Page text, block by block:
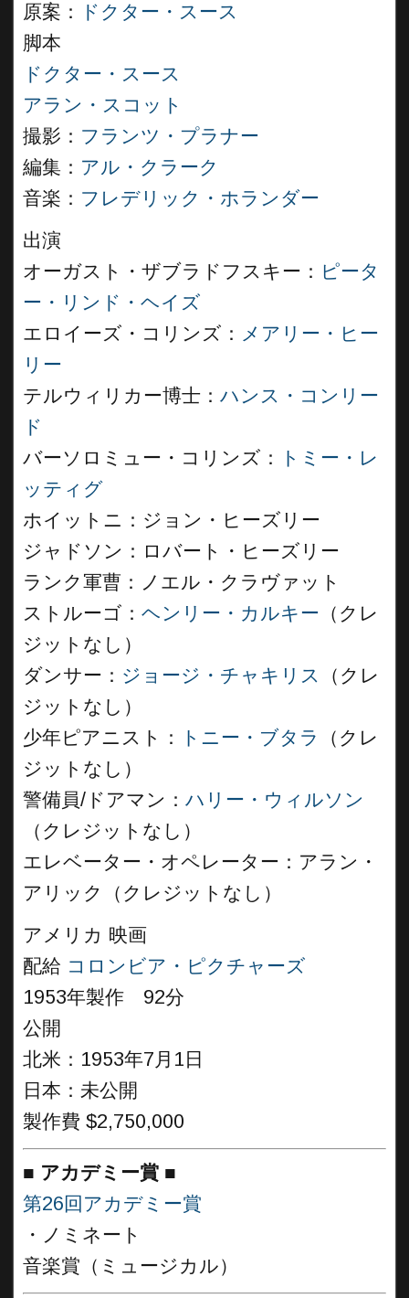
原案：
ドクター・スース
脚本
ドクター・スース
アラン・スコット
撮影： フランツ・プラナー
編集： アル・クラーク
音楽： フレデリック・ホランダー
出演
オーガスト・ザブラドフスキー： ピータ
ー・リンド・ヘイズ
エロイーズ・コリンズ： メアリー・ヒー
リー
テルウィリカー博士： ハンス・コンリー
ド
バーソロミュー・コリンズ：
トミー・レ
ッティグ
ホイットニ：ジョン・ヒーズリー
ジャドソン：ロバート・ヒーズリー
ランク軍曹：ノエル・クラヴァット
ストルーゴ： ヘンリー・カルキー （クレ
ジットなし）
ダンサー： ジョージ・チャキリス
（クレ
ジットなし）
少年ピアニスト：
トニー・ブタラ
（クレ
ジットなし）
警備員/ドアマン： ハリー・ウィルソン
（クレジットなし）
エレベーター・オペレーター：アラン・
アリック（クレジットなし）
アメリカ 映画
配給 コロンビア・ピクチャーズ
1953年製作 92分
公開
北米：1953年7月1日
日本：未公開
製作費 $2,750,000
■ アカデミー賞 ■
第26回アカデミー賞
・ノミネート
音楽賞（ミュージカル）